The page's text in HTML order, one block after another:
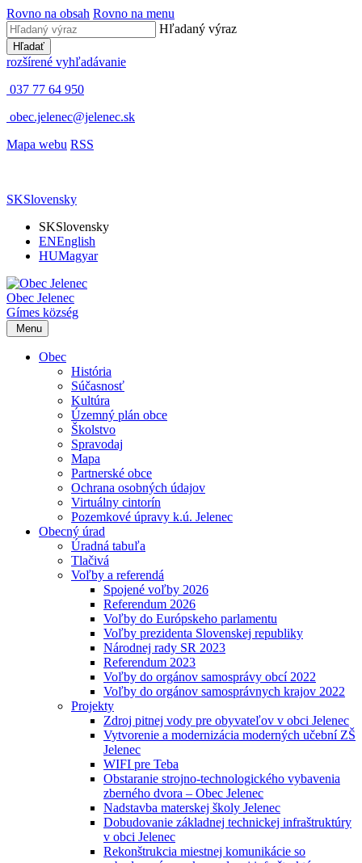
Rovno na obsah Rovno na menu
Hľadaný výraz
Hľadať
rozšírené vyhľadávanie
037 77 64 950
obec.jelenec@jelenec.sk
Mapa webu RSS
SKSlovensky
SKSlovensky
ENEnglish
HUMagyar
Obec Jelenec
Gímes község
Menu
Obec
História
Súčasnosť
Kultúra
Územný plán obce
Školstvo
Spravodaj
Mapa
Partnerské obce
Ochrana osobných údajov
Virtuálny cintorín
Pozemkové úpravy k.ú. Jelenec
Obecný úrad
Úradná tabuľa
Tlačivá
Voľby a referendá
Spojené voľby 2026
Referendum 2026
Voľby do Európskeho parlamentu
Voľby prezidenta Slovenskej republiky
Národnej rady SR 2023
Referendum 2023
Voľby do orgánov samosprávy obcí 2022
Voľby do orgánov samosprávnych krajov 2022
Projekty
Zdroj pitnej vody pre obyvateľov v obci Jelenec
Vytvorenie a modernizácia moderných učební ZŠ
Jelenec
WIFI pre Teba
Obstaranie strojno-technologického vybavenia
zberného dvora – Obec Jelenec
Nadstavba materskej školy Jelenec
Dobudovanie základnej technickej infraštruktúry
v obci Jelenec
Rekonštrukcia miestnej komunikácie so